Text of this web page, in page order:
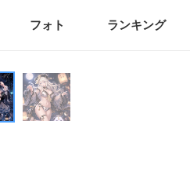
フォト ランキング